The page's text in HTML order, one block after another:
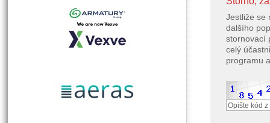
Jestliže se
dalšího
stornovací
celý
programu